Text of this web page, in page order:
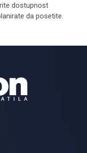
dostupnost
da posetite.